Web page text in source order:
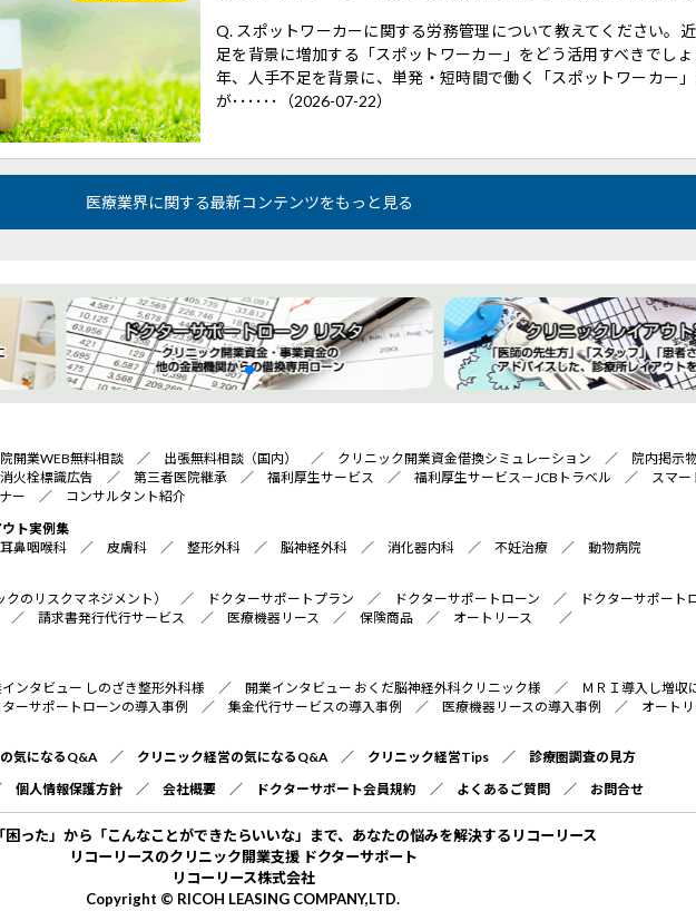
Q. スポットワーカーに関する労務管理について教えてください。
足を背景に増加する「スポットワーカー」をどう活用すべきでし
年、人手不足を背景に、単発・短時間で働く「スポットワーカー
が･･････（2026-07-22）
医療業界に関する最新コンテンツをもっと見る
開業WEB無料相談 ／ 出張無料相談（国内） ／ クリニック開業資金借換シミュレーション ／ 院内掲示
消火栓標識広告 ／ 第三者医院継承 ／ 福利厚生サービス ／ 福利厚生サービス－JCBトラベル ／ スマー
ー ／ コンサルタント紹介
ト実例集
耳鼻咽喉科 ／ 皮膚科 ／ 整形外科 ／ 脳神経外科 ／ 消化器内科 ／ 不妊治療 ／ 動物病院
のリスクマネジメント） ／ ドクターサポートプラン ／ ドクターサポートローン ／ ドクターサポート
請求書発行代行サービス ／ 医療機器リース ／ 保険商品 ／ オートリース ／
ンタビュー しのざき整形外科様 ／ 開業インタビュー おくだ脳神経外科クリニック様 ／
ＭＲＩ導入し増収
ーサポートローンの導入事例 ／ 集金代行サービスの導入事例 ／ 医療機器リースの導入事例 ／ オート
気になるQ&A／ クリニック経営の気になるQ&A／ クリニック経営Tips ／ 診療圏調査の見方
個人情報保護方針 ／ 会社概要 ／ ドクターサポート会員規約 ／ よくあるご質問 ／ お問合せ
った」から「こんなことができたらいいな」まで、あなたの悩みを解決するリコーリース
リコーリースのクリニック開業支援 ドクターサポート
リコーリース株式会社
Copyright © RICOH LEASING COMPANY,LTD.